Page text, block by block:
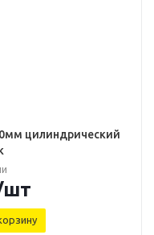
цилиндрический